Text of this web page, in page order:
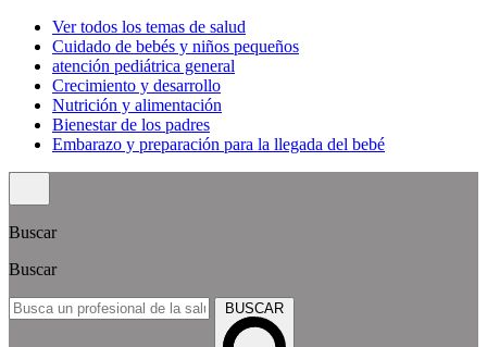
Ver todos los temas de salud
Cuidado de bebés y niños pequeños
atención pediátrica general
Crecimiento y desarrollo
Nutrición y alimentación
Bienestar de los padres
Embarazo y preparación para la llegada del bebé
Buscar
Buscar
BUSCAR